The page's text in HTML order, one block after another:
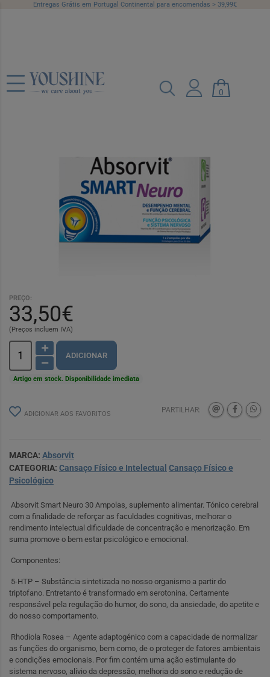
Entregas Grátis em Portugal Continental para encomendas > 39,99€
0
Absorvit Smart Neuro Ampola 10Ml X
30
PREÇO:
33,50€
(Preços incluem IVA)
ADICIONAR
Artigo em stock. Disponibilidade imediata
ADICIONAR AOS FAVORITOS PARTILHAR:
MARCA: Absorvit
CATEGORIA: Cansaço Físico e Intelectual Cansaço Físico e
Psicológico
Absorvit Smart Neuro 30 Ampolas, suplemento alimentar. Tónico cerebral
com a finalidade de reforçar as faculdades cognitivas, melhorar o
rendimento intelectual dificuldade de concentração e menorização. Em
suma promove o bem estar psicológico e emocional.
Componentes:
5-HTP – Substância sintetizada no nosso organismo a partir do
triptofano. Entretanto é transformado em serotonina. Certamente
responsável pela regulação do humor, do sono, da ansiedade, do apetite e
do nosso comportamento.
Rhodiola Rosea – Agente adaptogénico com a capacidade de normalizar
as funções do organismo, bem como, de o proteger de fatores ambientais
e condições emocionais. Por fim contém uma ação estimulante do
sistema nervoso, alívio da depressão, melhoria do sono e redução de